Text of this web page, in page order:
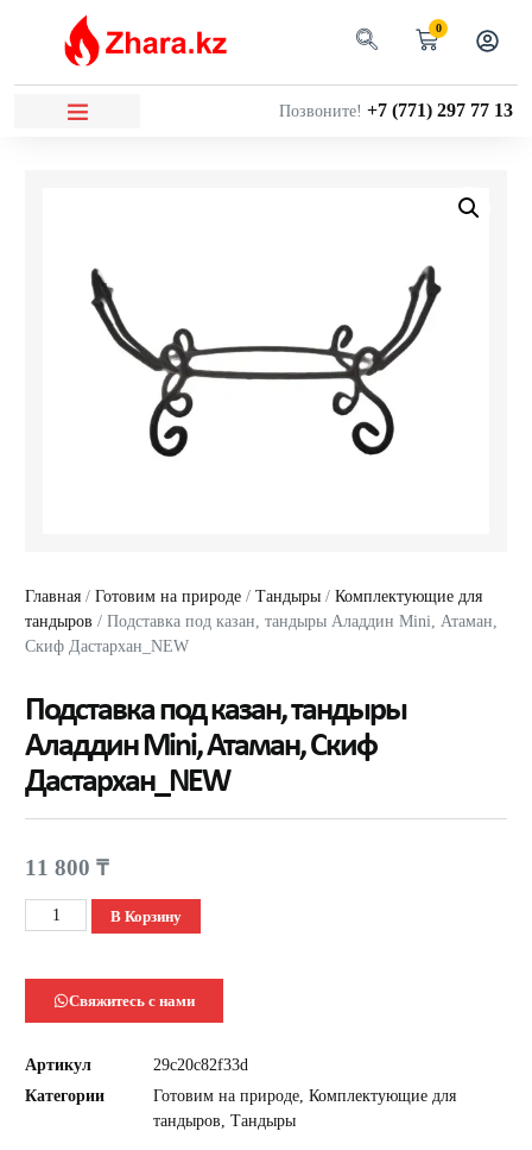
0
Позвоните! +7 (771) 297 77 13
Главная /Готовим на природе /Тандыры /Комплектующие для
тандыров / Подставка под казан, тандыры Аладдин Mini, Атаман,
Скиф Дастархан_NEW
Подставка под казан, тандыры
Аладдин Mini, Атаман, Скиф
Дастархан_NEW
11 800₸
В Корзину
Свяжитесь с нами
Артикул
29c20c82f33d
Категории
Готовим на природе ,Комплектующие для
тандыров ,Тандыры